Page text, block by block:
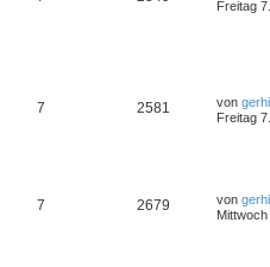
Freitag
7 2581 von
Freitag
7 2679 von